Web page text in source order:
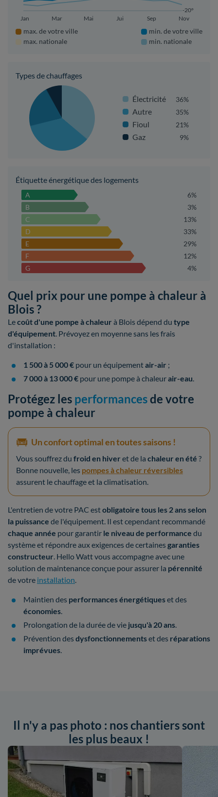
-20°
Jan Mar Mai Jui Sep Nov
max. de votre ville
max. nationale
min. de votre ville
min. nationale
Types de chauffages
Électricité 36%
Autre 35%
Fioul 21%
Gaz 9%
Étiquette énergétique des logements
A
6%
B
3%
C
13%
D
33%
E
29%
F
12%
G
4%
Quel prix pour une pompe à chaleur à
Blois ?
Lecoût d'une pompe à chaleur à Blois dépend du type
d'équipement. Prévoyez en moyenne sans les frais
d'installation :
1 500 à 5 000 € pour un équipementair-air ;
7 000 à 13 000 € pour une pompe à chaleurair-eau.
Protégez les performancesde votre
pompe à chaleur
Un confort optimal en toutes saisons !
Vous souffrez du froid en hiver et de la chaleur en été ?
Bonne nouvelle, les pompes à chaleur réversibles
assurent le chauffage et la climatisation.
L'entretien de votre PAC estobligatoire tous les 2 ans selon
la puissance de l'équipement. Il est cependant recommandé
chaque année pour garantir le niveau de performance du
système et répondre aux exigences de certainesgaranties
constructeur. Hello Watt vous accompagne avec une
solution de maintenance conçue pour assurer la pérennité
de votre installation.
Maintien des performances énergétiqueset des
économies.
Prolongation de la durée de vie jusqu'à 20 ans.
Prévention desdysfonctionnementset des réparations
imprévues.
Il n'y a pas photo : nos chantiers sont
les plus beaux !